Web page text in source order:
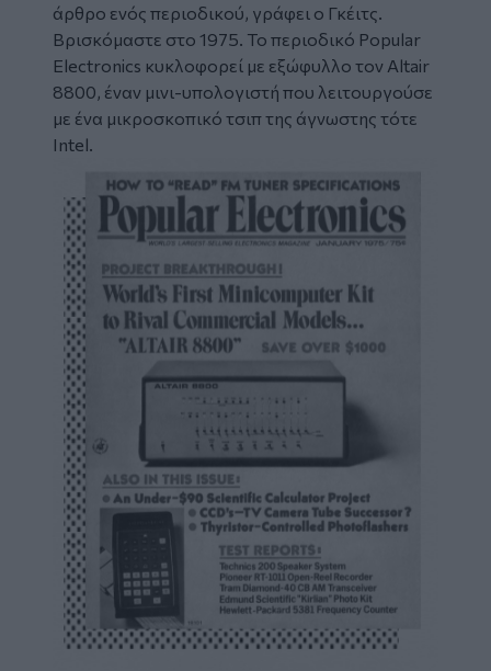
άρθρο ενός περιοδικού, γράφει ο Γκέιτς.
Βρισκόμαστε στο 1975. Το περιοδικό Popular
Electronics κυκλοφορεί με εξώφυλλο τον Altair
8800, έναν μινι-υπολογιστή που λειτουργούσε
με ένα μικροσκοπικό τσιπ της άγνωστης τότε
Intel.